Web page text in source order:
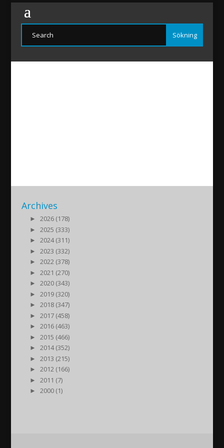
Archives
►
2026 (178)
►
2025 (333)
►
2024 (311)
►
2023 (332)
►
2022 (378)
►
2021 (270)
►
2020 (343)
►
2019 (320)
►
2018 (347)
►
2017 (458)
►
2016 (463)
►
2015 (466)
►
2014 (352)
►
2013 (215)
►
2012 (166)
►
2011 (7)
►
2000 (1)